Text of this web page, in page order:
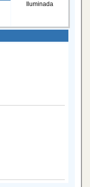
Iluminada